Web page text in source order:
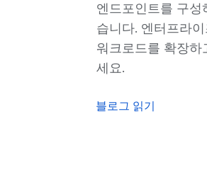
엔드포인트를 구성
습니다. 엔터프라
워크로드를 확장
세요.
블로그 읽기